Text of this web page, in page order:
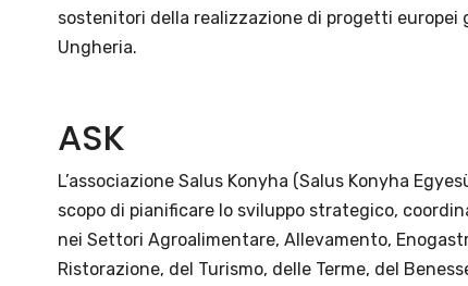
sostenitori della realizzazione di progetti
Ungheria.
ASK
L’associazione Salus Konyha (Salus Konyha
scopo di pianificare lo sviluppo strategico,
nei Settori Agroalimentare, Allevamento,
Ristorazione, del Turismo, delle Terme, del